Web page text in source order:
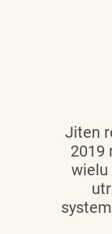
Jiten
2019
wielu